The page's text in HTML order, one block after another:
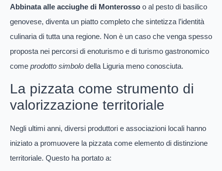
Abbinata alle acciughe di Monterosso o al pesto di basilico
genovese, diventa un piatto completo che sintetizza l’identità
culinaria di tutta una regione. Non è un caso che venga spesso
proposta nei percorsi di enoturismo e di turismo gastronomico
come prodotto simbolo della Liguria meno conosciuta.
La pizzata come strumento di
valorizzazione territoriale
Negli ultimi anni, diversi produttori e associazioni locali hanno
iniziato a promuovere la pizzata come elemento di distinzione
territoriale. Questo ha portato a: